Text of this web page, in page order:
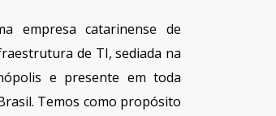
empresa catarinense de
de TI, sediada na
e presente em toda
Temos como propósito